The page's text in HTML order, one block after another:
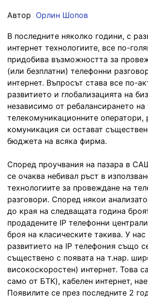
Автор Орлин Шопов
В последните няколко години, с
интернет технологиите, все по-
придобива възможността за
(или безплатни) телефонни
интернет. Въпросът става все по-
развитието и глобализацията на
независимо от ребалансирането на
телекомуникационните оператори,
комуникация си остават
бюджета на всяка фирма.
Според проучвания на пазара в
се очаква небивал ръст в
технологиите за провеждане на
разговори. Според някои
до края на следващата година
продадените IP телефонни
броя на класическите такива. У нас
развитието на IP телефония също
съществено с появата на т.нар.
високоскоростен) интернет. Това
само от БТК), кабелен интернет,
Появилите се през последните 2